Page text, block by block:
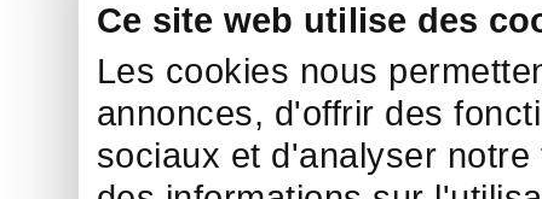
Ce site web utilise des
Les cookies nous
annonces, d'offrir des
sociaux et d'analyser